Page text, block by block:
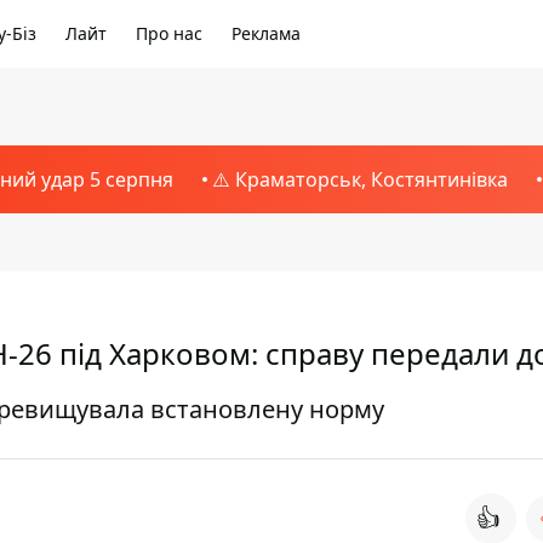
Біз Лайт Про нас Реклама
удар 5 серпня ⚠️ Краматорськ, Костянтинівка
26 під Харковом: справу передали
встановлену норму
👍